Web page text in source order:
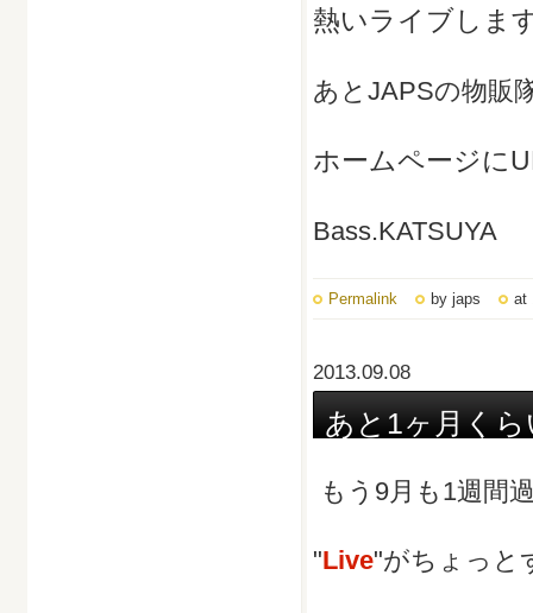
熱いライブしま
あとJAPSの物販
ホームページに
Bass.KATSUYA
Permalink by japs at
2013.09.08
あと1ヶ月くら
もう9月も1週間
"Live"がちょっと